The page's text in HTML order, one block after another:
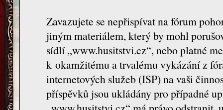
Zavazujete se nepřispívat na fórum
jiným materiálem, který by mohl
sídlí „www.husitstvi.cz“, nebo platné
k okamžitému a trvalému vykázání z
internetových služeb (ISP) na vaši
příspěvků jsou ukládány pro případné